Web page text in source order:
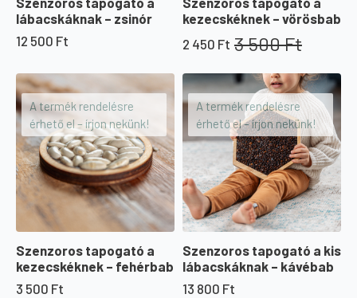
lábacskáknak – zsinór
12 500 Ft
kezecskéknek – vörösbab
3 500Ft
Original
was:
3
500 Ft.
2 450 Ft
Current
is:
2
450 Ft.
A termék rendelésre
érhető el – írjon nekünk!
Szenzoros tapogató a
kezecskéknek – fehérbab
3 500 Ft
A termék rendelésre
érhető el – írjon nekünk!
Szenzoros tapogató a kis
lábacskáknak – kávébab
13 800 Ft